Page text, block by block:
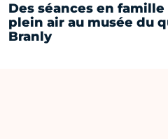
Des séances en famille
plein air au musée du
Branly